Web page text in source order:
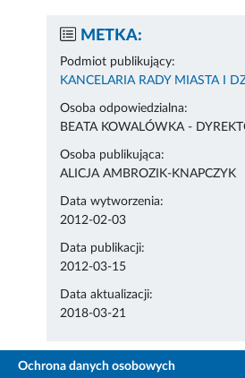
METKA:
Podmiot publikujący:
KANCELARIA RADY MIASTA I
Osoba odpowiedzialna:
BEATA KOWALÓWKA -
Osoba publikująca:
ALICJA AMBROZIK-KNAPCZYK
Data wytworzenia:
2012-02-03
Data publikacji:
2012-03-15
Data aktualizacji:
2018-03-21
Ochrona danych osobowych